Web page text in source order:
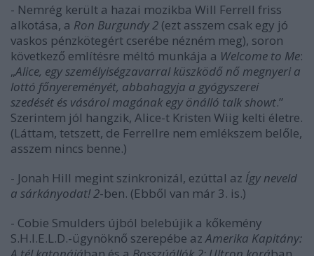
- Nemrég került a hazai mozikba Will Ferrell friss
alkotása, a Ron Burgundy 2 (ezt asszem csak egy jó
vaskos pénzkötegért cserébe nézném meg), soron
következő említésre méltó munkája a Welcome to Me:
„Alice, egy személyiségzavarral küszködő nő megnyeri a
lottó főnyereményét, abbahagyja a gyógyszerei
szedését és vásárol magának egy önálló talk showt.”
Szerintem jól hangzik, Alice-t Kristen Wiig kelti életre.
(Láttam, tetszett, de Ferrellre nem emlékszem belőle,
asszem nincs benne.)
- Jonah Hill megint szinkronizál, ezúttal az Így neveld
a sárkányodat! 2-ben. (Ebből van már 3. is.)
- Cobie Smulders újból belebújik a kőkemény
S.H.I.E.L.D.-ügynöknő szerepébe az Amerika Kapitány: